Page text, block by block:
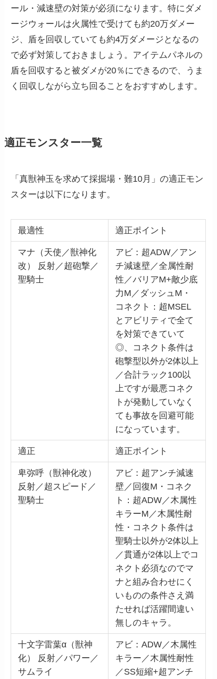
ール・減速壁の対策が必須になります。特にダメ
ージウォールは火属性で受けても約20万ダメー
ジ、盾を回収していても約4万ダメージとなるの
で必ず対策しておきましょう。アイテムパネルの
盾を回収すると被ダメが20％にできるので、うま
く回収しながら立ち回ることをおすすめします。
適正モンスター一覧
「真獣神玉を求めて採掘場・難10月」の適正モン
スターは以下になります。
最適性 適正ポイント
マナ（天使／獣神化
改） 反射／超砲撃／
聖騎士
アビ：超ADW／アン
チ減速壁／全属性耐
性／バリアM+敵少底
力M／ダッシュM・
コネクト：超MSEL
とアビリティで全て
を対策できていて
◎、コネクト条件は
砲撃型以外が2体以上
／合計ラック100以
上ですが最悪コネク
トが発動していなく
ても事故を回避可能
になっています。
適正 適正ポイント
卑弥呼（獣神化改）
反射／超スピード／
聖騎士
アビ：超アンチ減速
壁／回復M・コネク
ト：超ADW／木属性
キラーM／木属性耐
性・コネクト条件は
聖騎士以外が2体以上
／貫通が2体以上でコ
ネクト必須なのでマ
ナと組み合わせにく
いものの条件さえ満
たせれば活躍間違い
無しのキャラ。
十文字雷葉α（獣神
化） 反射／パワー／
サムライ
アビ：ADW／木属性
キラー／木属性耐性
／SS短縮+超アンチ